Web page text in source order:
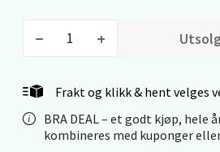
Frakt og klikk & hent velges
BRA DEAL – et godt kjøp, hele
kombineres med kuponger
Stavanger og
Gartnerveien 16, 4016
Åpent i dag 10-20